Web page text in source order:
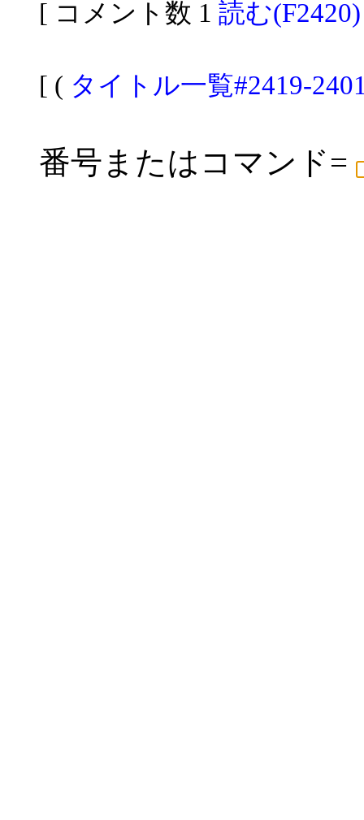
[ コメント数 1 読む(F2420)
[ ( タイトル一覧#2419-
番号またはコマンド=